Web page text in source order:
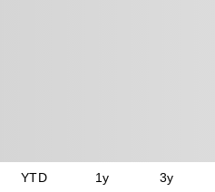
YTD 1y 3y